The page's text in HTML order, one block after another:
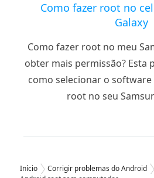
Como fazer root no
Galaxy
Como fazer root no meu
obter mais permissão? Esta
como selecionar o
root no seu
Início
Corrigir problemas do Android